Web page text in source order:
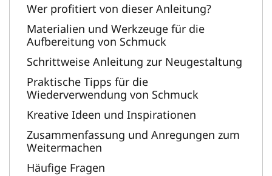
Wer profitiert von dieser Anleitung?
Materialien und Werkzeuge für die
Aufbereitung von Schmuck
Schrittweise Anleitung zur Neugestaltung
Praktische Tipps für die
Wiederverwendung von Schmuck
Kreative Ideen und Inspirationen
Zusammenfassung und Anregungen zum
Weitermachen
Häufige Fragen